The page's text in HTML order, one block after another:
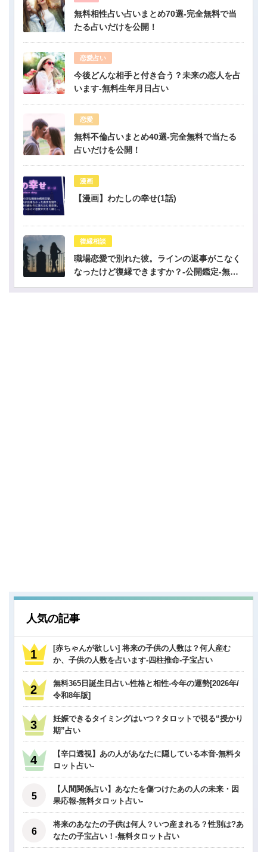
無料相性占い占いまとめ70選-完全無料で当
たる占いだけを公開！
恋愛占い
今後どんな相手と付き合う？未来の恋人を占
います-無料生年月日占い
恋愛
無料不倫占いまとめ40選-完全無料で当たる
占いだけを公開！
漫画
【漫画】わたしの幸せ(1話)
復縁相談
職場恋愛で別れた彼。ラインの返事がこなく
なったけど復縁できますか？-公開鑑定-無料
人気の記事
[赤ちゃんが欲しい] 将来の子供の人数は？何人産む
か、子供の人数を占います-四柱推命-子宝占い
無料365日誕生日占い-性格と相性-今年の運勢[2026年/
令和8年版]
妊娠できるタイミングはいつ？タロットで視る“授かり
期”占い
【辛口透視】あの人があなたに隠している本音-無料タ
ロット占い-
【人間関係占い】あなたを傷つけたあの人の未来・因
果応報-無料タロット占い-
将来のあなたの子供は何人？いつ産まれる？性別は?あ
なたの子宝占い！-無料タロット占い